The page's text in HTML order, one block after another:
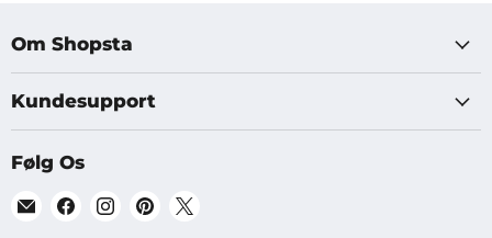
Om Shopsta
Kundesupport
Følg Os
Find
Find
Find
Find